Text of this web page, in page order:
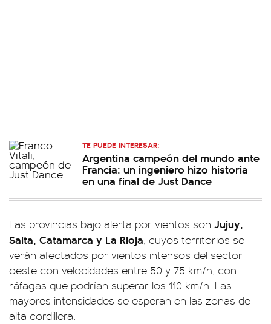
TE PUEDE INTERESAR:
Argentina campeón del mundo ante
Francia: un ingeniero hizo historia
en una final de Just Dance
Las provincias bajo alerta por vientos son Jujuy,
Salta, Catamarca y La Rioja, cuyos territorios se
verán afectados por vientos intensos del sector
oeste con velocidades entre 50 y 75 km/h, con
ráfagas que podrían superar los 110 km/h. Las
mayores intensidades se esperan en las zonas de
alta cordillera.